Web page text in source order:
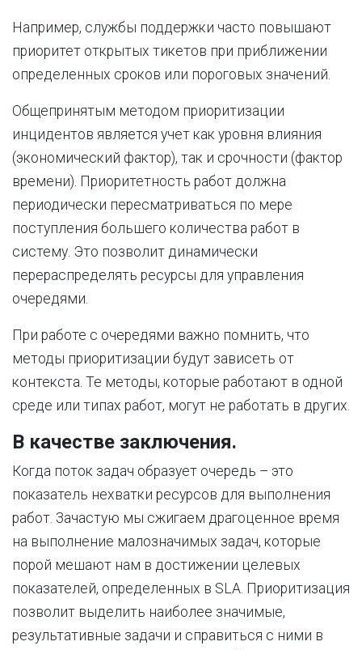
Например, службы поддержки часто повышают
приоритет открытых тикетов при приближении
определенных сроков или пороговых значений.
Общепринятым методом приоритизации
инцидентов является учет как уровня влияния
(экономический фактор), так и срочности (фактор
времени). Приоритетность работ должна
периодически пересматриваться по мере
поступления большего количества работ в
систему. Это позволит динамически
перераспределять ресурсы для управления
очередями.
При работе с очередями важно помнить, что
методы приоритизации будут зависеть от
контекста. Те методы, которые работают в одной
среде или типах работ, могут не работать в других.
В качестве заключения.
Когда поток задач образует очередь – это
показатель нехватки ресурсов для выполнения
работ. Зачастую мы сжигаем драгоценное время
на выполнение малозначимых задач, которые
порой мешают нам в достижении целевых
показателей, определенных в SLA. Приоритизация
позволит выделить наиболее значимые,
результативные задачи и справиться с ними в